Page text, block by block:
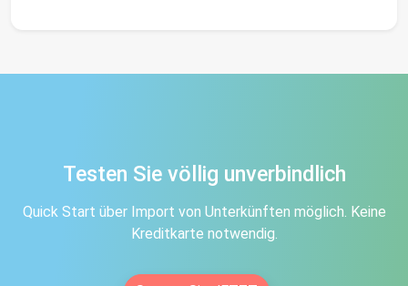
Testen Sie völlig unverbindlich
Quick Start über Import von Unterkünften möglich. Keine
Kreditkarte notwendig.